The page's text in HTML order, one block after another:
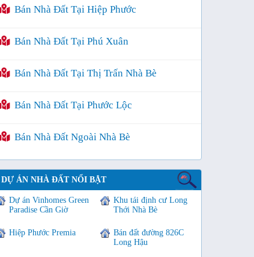
Bán Nhà Đất Tại Hiệp Phước
Bán Nhà Đất Tại Phú Xuân
Bán Nhà Đất Tại Thị Trấn Nhà Bè
Bán Nhà Đất Tại Phước Lộc
Bán Nhà Đất Ngoài Nhà Bè
DỰ ÁN NHÀ ĐẤT NỔI BẬT
Dự án Vinhomes Green
Paradise Cần Giờ
Khu tái định cư Long
Thới Nhà Bè
Hiệp Phước Premia
Bán đất đường 826C
Long Hậu